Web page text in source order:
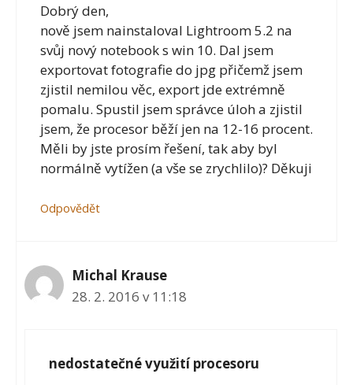
Dobrý den,
nově jsem nainstaloval Lightroom 5.2 na
svůj nový notebook s win 10. Dal jsem
exportovat fotografie do jpg přičemž jsem
zjistil nemilou věc, export jde extrémně
pomalu. Spustil jsem správce úloh a zjistil
jsem, že procesor běží jen na 12-16 procent.
Měli by jste prosím řešení, tak aby byl
normálně vytížen (a vše se zrychlilo)? Děkuji
Odpovědět
Michal Krause
28. 2. 2016 v 11:18
nedostatečné využití procesoru